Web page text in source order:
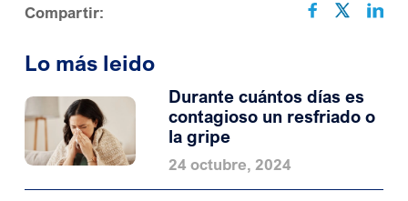
Compartir:
Lo más leido
Durante cuántos días es
contagioso un resfriado o
la gripe
24 octubre, 2024